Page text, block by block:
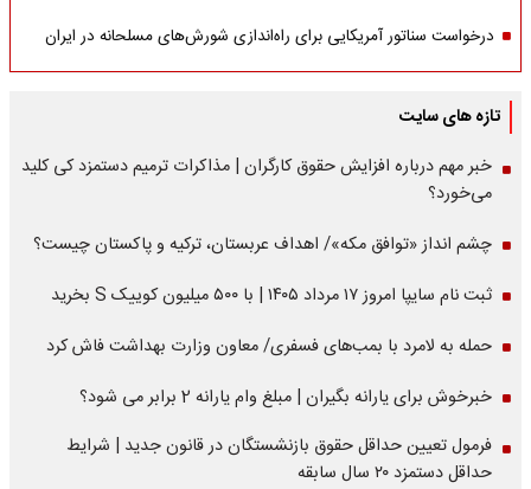
درخواست سناتور آمریکایی برای راه‌اندازی شورش‌های مسلحانه در ایران
تازه های سایت
خبر مهم درباره افزایش حقوق کارگران | مذاکرات ترمیم دستمزد کی کلید
می‌خورد؟
چشم انداز «توافق مکه»/ اهداف عربستان، ترکیه و پاکستان چیست؟
ثبت نام سایپا امروز ۱۷ مرداد ۱۴۰۵ | با ۵۰۰ میلیون کوییک S بخرید
حمله به لامرد با بمب‌های فسفری/ معاون وزارت بهداشت فاش کرد
خبرخوش برای یارانه بگیران | مبلغ وام یارانه 2 برابر می شود؟
فرمول تعیین حداقل حقوق بازنشستگان در قانون جدید | شرایط
حداقل دستمزد ۲۰ سال سابقه